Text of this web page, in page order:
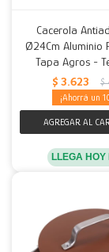
Cacerola
Ø24Cm Aluminio
Tapa Agros -
$ 3.623 $
LLEGA HOY